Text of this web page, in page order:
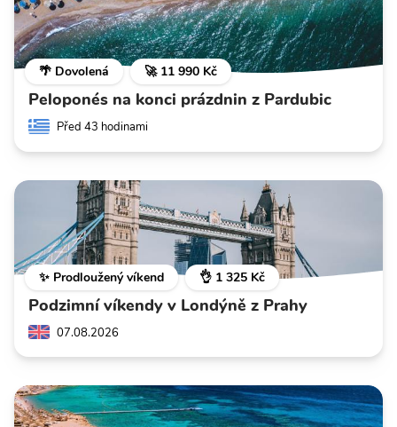
🌴 Dovolená 🚀 11 990 Kč
Peloponés na konci prázdnin z Pardubic
Před 43 hodinami
✨ Prodloužený víkend 👌 1 325 Kč
Podzimní víkendy v Londýně z Prahy
07.08.2026